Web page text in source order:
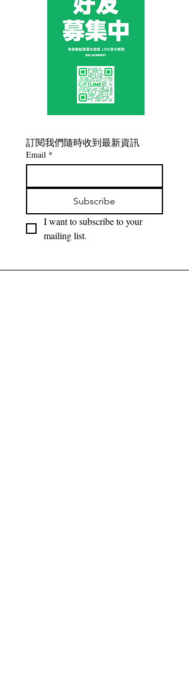
訂閱我們隨時收到最新資訊
Email *
Subscribe
I want to subscribe to your
mailing list.